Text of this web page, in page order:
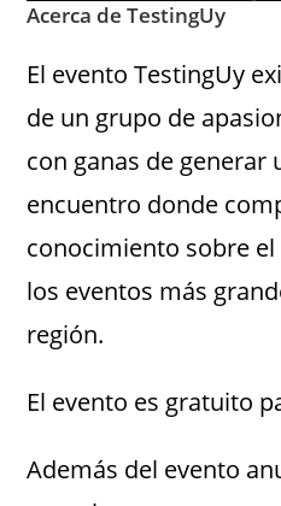
Acerca de TestingUy
El evento TestingUy
de un grupo de
con ganas de generar
encuentro donde
conocimiento sobre
los eventos más
región.
El evento es gratuito
Además del evento